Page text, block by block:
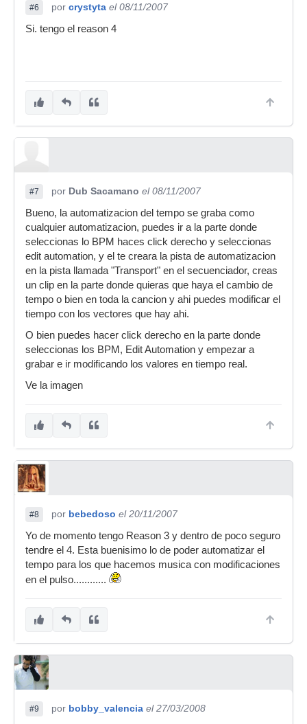
#6 por crystyta el 08/11/2007
Si. tengo el reason 4
#7 por Dub Sacamano el 08/11/2007
Bueno, la automatizacion del tempo se graba como
cualquier automatizacion, puedes ir a la parte donde
seleccionas lo BPM haces click derecho y seleccionas
edit automation, y el te creara la pista de automatizacion
en la pista llamada "Transport" en el secuenciador, creas
un clip en la parte donde quieras que haya el cambio de
tempo o bien en toda la cancion y ahi puedes modificar el
tiempo con los vectores que hay ahi.
O bien puedes hacer click derecho en la parte donde
seleccionas los BPM, Edit Automation y empezar a
grabar e ir modificando los valores en tiempo real.
Ve la imagen
#8 por bebedoso el 20/11/2007
Yo de momento tengo Reason 3 y dentro de poco seguro
tendre el 4. Esta buenisimo lo de poder automatizar el
tempo para los que hacemos musica con modificaciones
en el pulso............
#9 por bobby_valencia el 27/03/2008